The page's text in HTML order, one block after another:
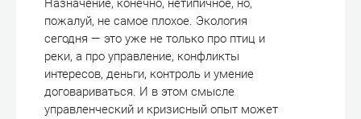
Назначение, конечно, нетипичное, но,
пожалуй, не самое плохое. Экология
сегодня — это уже не только про птиц и
реки, а про управление, конфликты
интересов, деньги, контроль и умение
договариваться. И в этом смысле
управленческий и кризисный опыт может